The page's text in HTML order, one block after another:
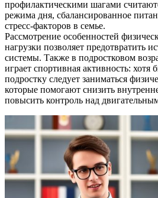
профилактическими шагами
режима дня, сбалансированное
стресс-факторов в семье.
Рассмотрение особенностей
нагрузки позволяет предотвратить
системы. Также в подростковом
играет спортивная активность:
подростку следует заниматься
которые помогают снизить
повысить контроль над